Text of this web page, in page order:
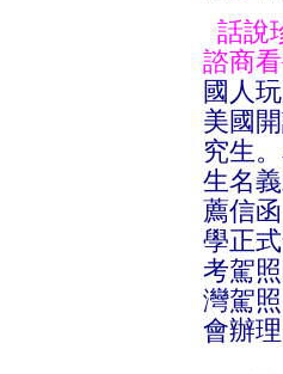
話說
諮商
國人玩
美國
究生
生名
薦信
學正
考駕
灣駕
會辦理